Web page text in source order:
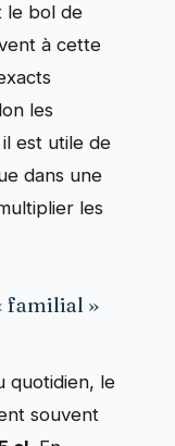
le bol de
à cette
les
est utile de
dans une
les
familial »
quotidien, le
souvent